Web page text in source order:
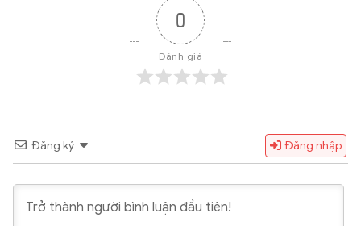
0
Đánh giá
Đăng ký Đăng nhập